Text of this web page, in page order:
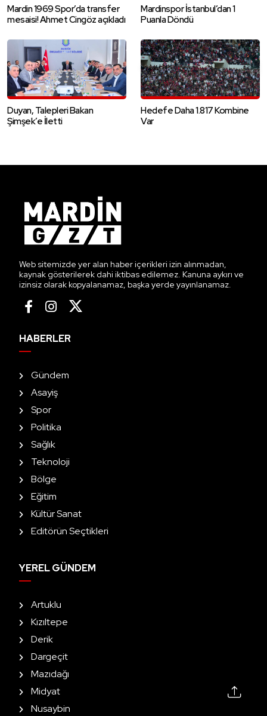
Mardin 1969 Spor’da transfer
mesaisi! Ahmet Cingöz açıkladı
Mardinspor İstanbul’dan 1
Puanla Döndü
Duyan, Talepleri Bakan
Şimşek’e İletti
Hedefe Daha 1.817 Kombine
Var
Web sitemizde yer alan haber içerikleri izin alınmadan,
kaynak gösterilerek dahi iktibas edilemez. Kanuna aykırı ve
izinsiz olarak kopyalanamaz, başka yerde yayınlanamaz.
HABERLER
Gündem
Asayiş
Spor
Politika
Sağlık
Teknoloji
Bölge
Eğitim
Kültür Sanat
Editörün Seçtikleri
YEREL GÜNDEM
Artuklu
Kızıltepe
Derik
Dargeçit
Mazıdağı
Midyat
Nusaybin